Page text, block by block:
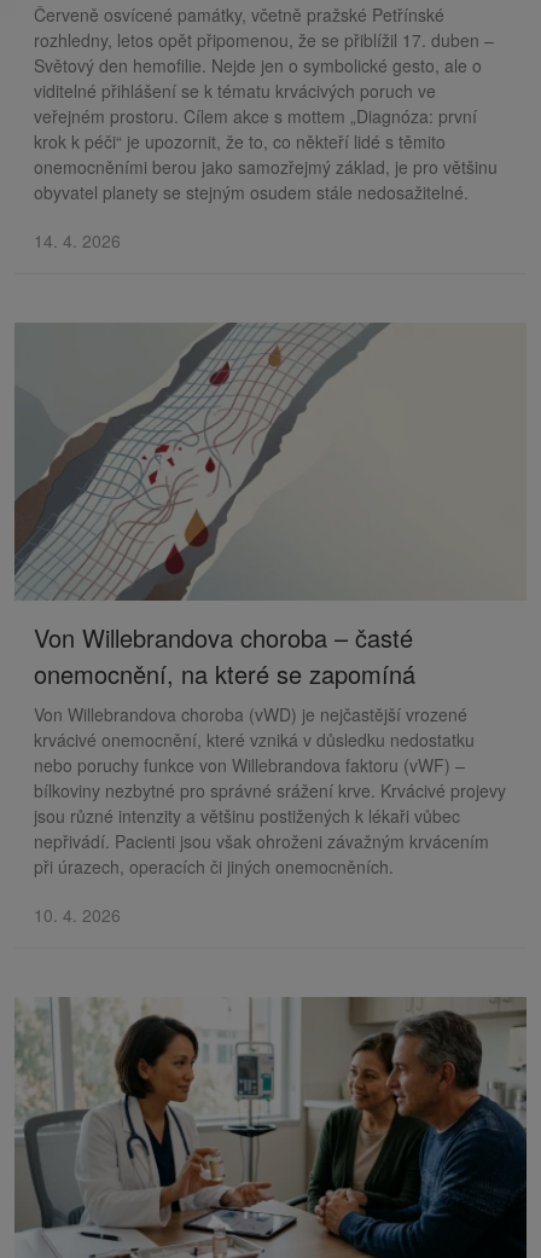
Červeně osvícené památky, včetně pražské Petřínské
rozhledny, letos opět připomenou, že se přiblížil 17. duben –
Světový den hemofilie. Nejde jen o symbolické gesto, ale o
viditelné přihlášení se k tématu krvácivých poruch ve
veřejném prostoru. Cílem akce s mottem „Diagnóza: první
krok k péči“ je upozornit, že to, co někteří lidé s těmito
onemocněními berou jako samozřejmý základ, je pro většinu
obyvatel planety se stejným osudem stále nedosažitelné.
14. 4. 2026
Von Willebrandova choroba – časté
onemocnění, na které se zapomíná
Von Willebrandova choroba (vWD) je nejčastější vrozené
krvácivé onemocnění, které vzniká v důsledku nedostatku
nebo poruchy funkce von Willebrandova faktoru (vWF) –
bílkoviny nezbytné pro správné srážení krve. Krvácivé projevy
jsou různé intenzity a většinu postižených k lékaři vůbec
nepřivádí. Pacienti jsou však ohroženi závažným krvácením
při úrazech, operacích či jiných onemocněních.
10. 4. 2026